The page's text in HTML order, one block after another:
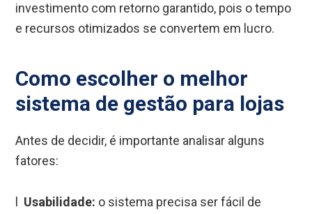
investimento com retorno garantido, pois o tempo
e recursos otimizados se convertem em lucro.
Como escolher o melhor
sistema de gestão para lojas
Antes de decidir, é importante analisar alguns
fatores:
Usabilidade: o sistema precisa ser fácil de